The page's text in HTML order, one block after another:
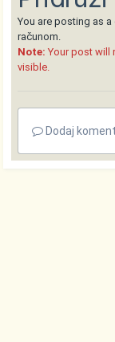
You are posting as a
računom.
Note: Your post will
visible.
Dodaj